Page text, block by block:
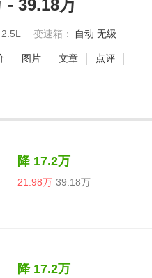
- 39.18万
2.5L 变速箱： 自动 无级
图片 文章 点评
降 17.2万
21.98万 39.18万
降 17.2万